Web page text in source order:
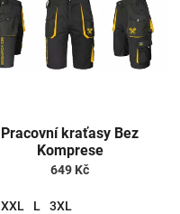
Pracovní kraťasy Bez
Komprese
649 Kč
XXL L 3XL